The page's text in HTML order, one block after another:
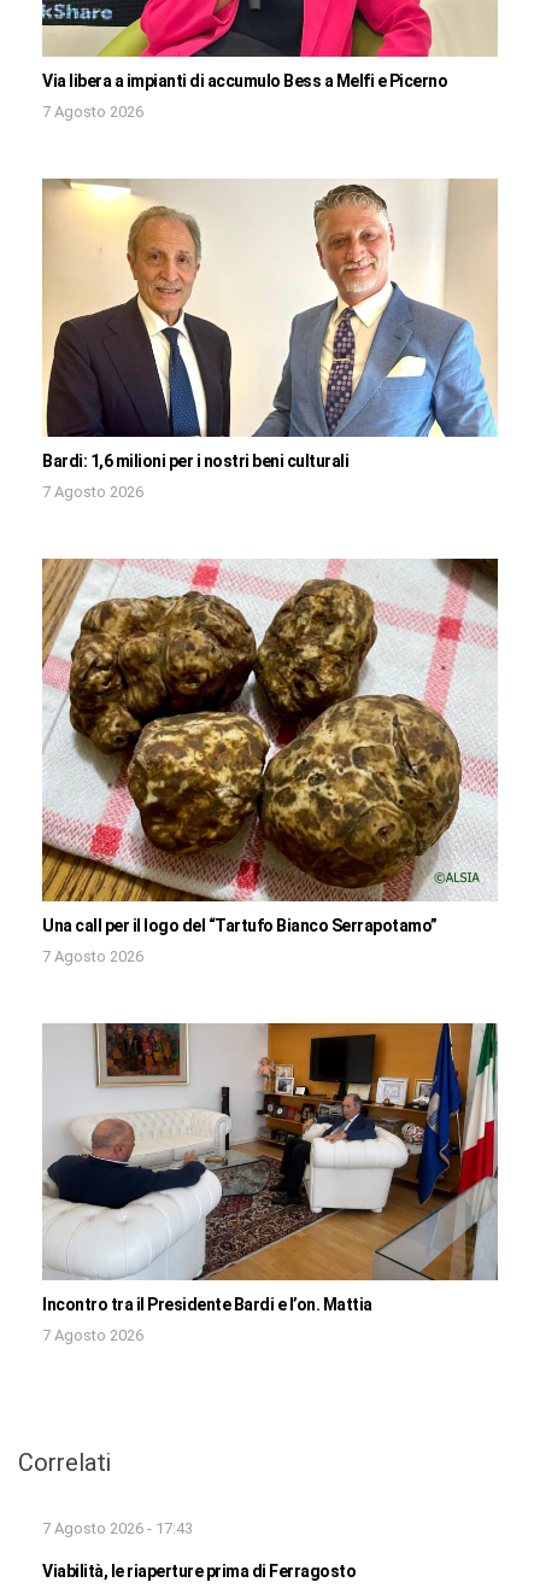
Via libera a impianti di accumulo Bess a Melfi e Picerno
7 Agosto 2026
Bardi: 1,6 milioni per i nostri beni culturali
7 Agosto 2026
Una call per il logo del “Tartufo Bianco Serrapotamo”
7 Agosto 2026
Incontro tra il Presidente Bardi e l’on. Mattia
7 Agosto 2026
Correlati
7 Agosto 2026 - 17:43
Viabilità, le riaperture prima di Ferragosto